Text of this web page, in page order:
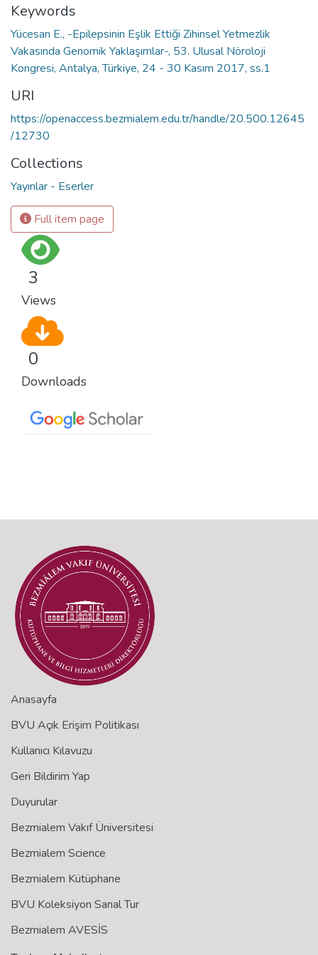
Keywords
Yücesan E., -Epilepsinin Eşlik Ettiği Zihinsel Yetmezlik
Vakasında Genomik Yaklaşımlar-, 53. Ulusal Nöroloji
Kongresi, Antalya, Türkiye, 24 - 30 Kasım 2017, ss.1
URI
https://openaccess.bezmialem.edu.tr/handle/20.500.12645
/12730
Collections
Yayınlar - Eserler
Full item page
3
Views
0
Downloads
Anasayfa
BVU Açık Erişim Politikası
Kullanıcı Kılavuzu
Geri Bildirim Yap
Duyurular
Bezmialem Vakıf Üniversitesi
Bezmialem Science
Bezmialem Kütüphane
BVU Koleksiyon Sanal Tur
Bezmialem AVESİS